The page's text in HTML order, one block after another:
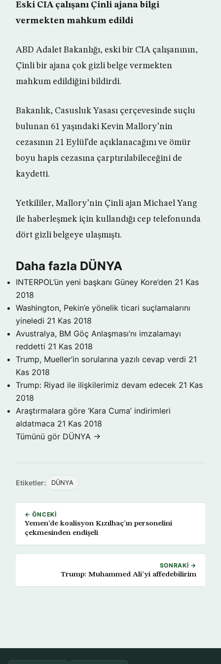
Eski CIA çalışanı Çinli ajana bilgi
vermekten mahkum edildi
ABD Adalet Bakanlığı, eski bir CIA çalışanının,
Çinli bir ajana çok gizli belge vermekten
mahkum edildiğini bildirdi.
Bakanlık, Casusluk Yasası çerçevesinde suçlu
bulunan 61 yaşındaki Kevin Mallory’nin
cezasının 21 Eylül’de açıklanacağını ve ömür
boyu hapis cezasına çarptırılabileceğini de
kaydetti.
Yetkililer, Mallory’nin Çinli ajan Michael Yang
ile haberleşmek için kullandığı cep telefonunda
dört gizli belgeye ulaşmıştı.
Daha fazla DÜNYA
INTERPOL’ün yeni başkanı Güney Kore’den 21 Kas
2018
Washington, Pekin’e yönelik ticari suçlamalarını
yineledi 21 Kas 2018
Avustralya, BM Göç Anlaşması’nı imzalamayı
reddetti 21 Kas 2018
Trump, Mueller’in sorularına yazılı cevap verdi 21
Kas 2018
Trump: Riyad ile ilişkilerimiz devam edecek 21 Kas
2018
Araştırmalara göre ‘Kara Cuma’ indirimleri
aldatmaca 21 Kas 2018
Tümünü gör DÜNYA →
Etiketler: DÜNYA
← ÖNCEKI
Yemen’de koalisyon Kızılhaç’ın personelini
çekmesinden endişeli
SONRAKI →
Trump: Muhammed Ali’yi affedebilirim